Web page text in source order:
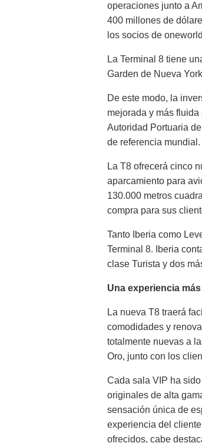
operaciones junto a
400 millones de
los socios de
La Terminal 8 tiene
Garden de Nueva
De este modo, la
mejorada y más
Autoridad Portuaria
de referencia mundial.
La T8 ofrecerá cinco
aparcamiento para
130.000 metros
compra para sus
Tanto Iberia como
Terminal 8. Iberia
clase Turista y dos
Una experiencia más
La nueva T8 traerá
comodidades y
totalmente nuevas a
Oro, junto con los
Cada sala VIP ha
originales de alta
sensación única de
experiencia del
ofrecidos, cabe